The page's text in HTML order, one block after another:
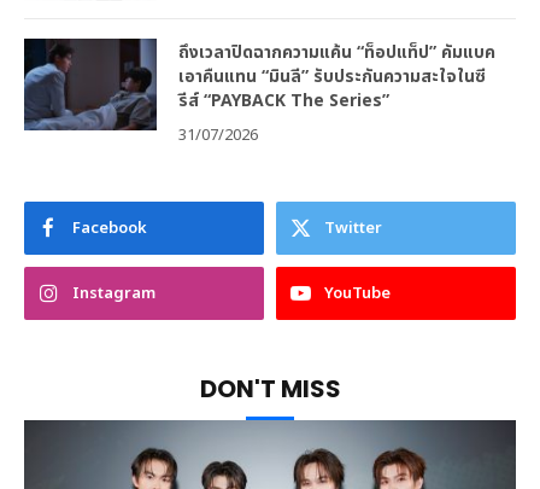
ถึงเวลาปิดฉากความแค้น “ท็อปแท็ป” คัมแบค
เอาคืนแทน “มินลี” รับประกันความสะใจในซี
รีส์ “PAYBACK The Series”
31/07/2026
Facebook Twitter
Instagram YouTube
DON'T MISS